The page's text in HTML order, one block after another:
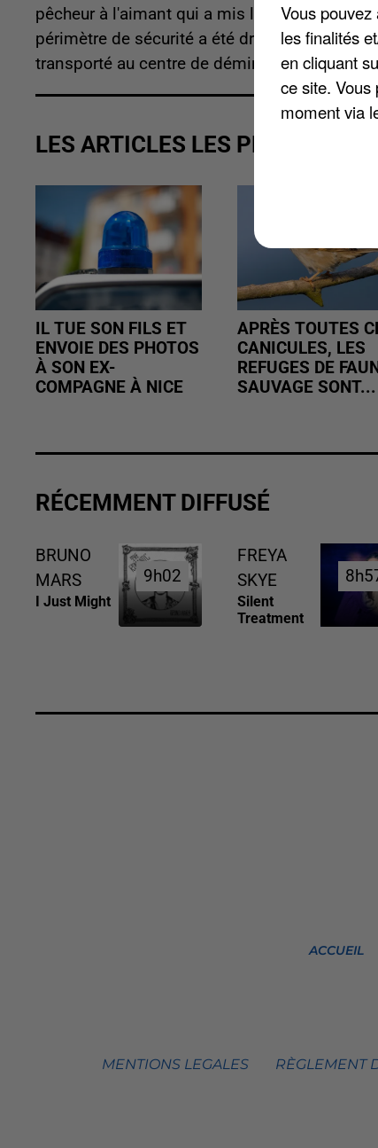
pêcheur à l'aimant qui a mis la main
périmètre de sécurité a été dressé. Les
transporté au centre de déminage pour être
LES ARTICLES LES PLUS VUS
IL TUE SON FILS ET
ENVOIE DES PHOTOS
À SON EX-
COMPAGNE À NICE
APRÈS TOUTES
CANICULES, LES
REFUGES DE
SAUVAGE SONT...
RÉCEMMENT DIFFUSÉ
BRUNO
MARS
I Just Might
9h02
9h02
FREYA
SKYE
Silent
Treatment
ACCUEIL
MENTIONS LEGALES RÈGLEMENT
Vous
les finalités
en cliquant
ce site. Vous
moment via